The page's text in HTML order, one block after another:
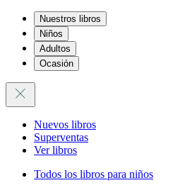
Nuestros libros
Niños
Adultos
Ocasión
Nuevos libros
Superventas
Ver libros
Todos los libros para niños